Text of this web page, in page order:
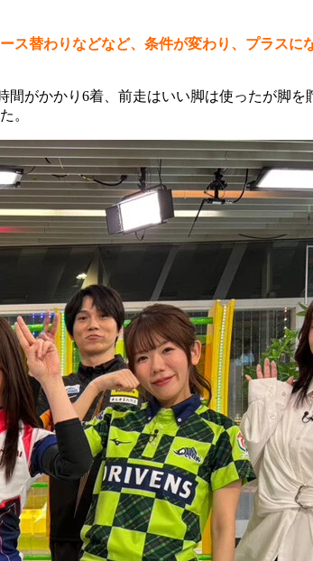
ス替わりなどなど、条件が変わり、プラスに
がかかり6着、前走はいい脚は使ったが脚
。